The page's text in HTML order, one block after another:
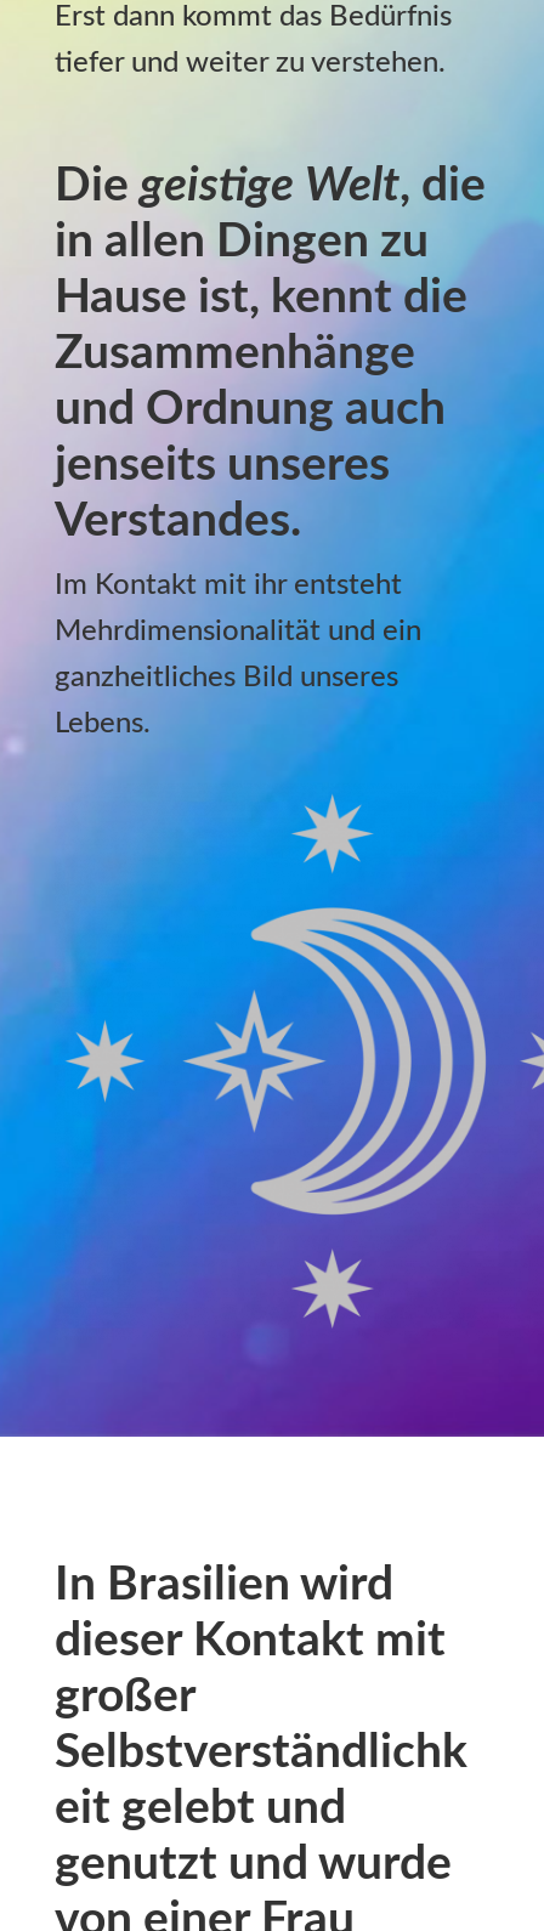
Erst dann kommt das Bedürfnis
tiefer und weiter zu verstehen.
Diegeistige Welt, die
in allen Dingen zu
Hause ist, kennt die
Zusammenhänge
und Ordnung auch
jenseits unseres
Verstandes.
Im Kontakt mit ihr entsteht
Mehrdimensionalität und ein
ganzheitliches Bild unseres
Lebens.
In Brasilien wird
dieser Kontakt mit
großer
Selbstverständlichk
eit gelebt und
genutzt und wurde
von einer Frau